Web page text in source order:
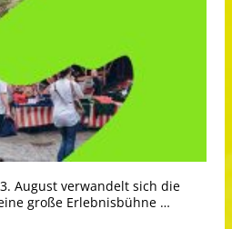
August verwandelt sich die
große Erlebnisbühne …